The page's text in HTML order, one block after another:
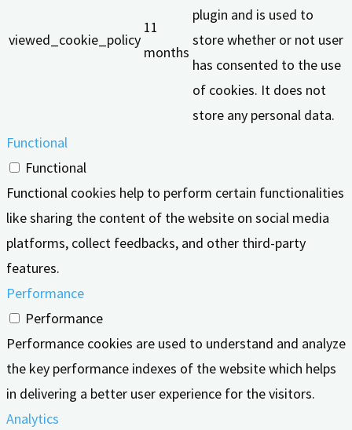
viewed_cookie_policy
11
months
plugin and is used to
store whether or not user
has consented to the use
of cookies. It does not
store any personal data.
Functional
Functional
Functional cookies help to perform certain functionalities
like sharing the content of the website on social media
platforms, collect feedbacks, and other third-party
features.
Performance
Performance
Performance cookies are used to understand and analyze
the key performance indexes of the website which helps
in delivering a better user experience for the visitors.
Analytics